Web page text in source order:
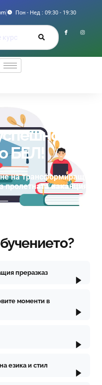
Пон - Нед : 09:30 - 19:30
за
БЕЛ!
на трансформиращ
ваканция!
преразказ
моменти в
езика и стил